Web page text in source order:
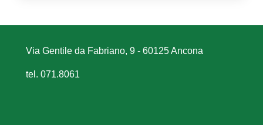
Via Gentile da Fabriano, 9 - 60125 Ancona
tel. 071.8061